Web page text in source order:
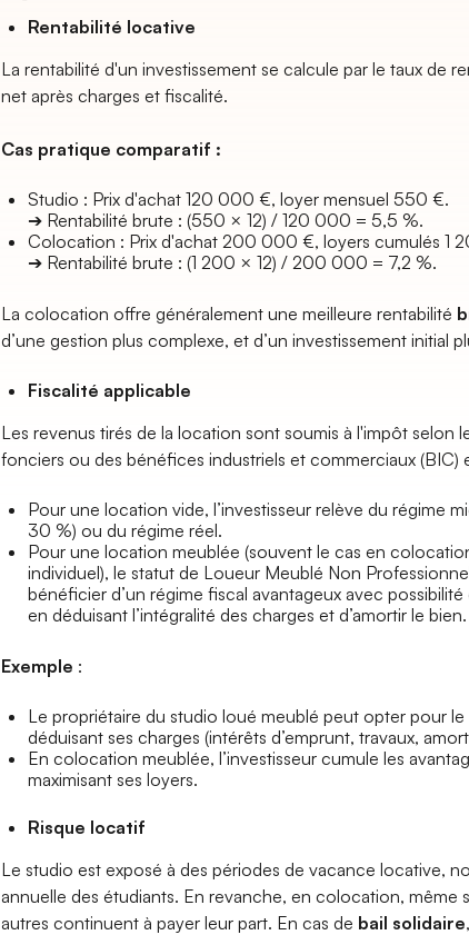
Rentabilité locative
La rentabilité d'un investissement se calcule par le taux de
net après charges et fiscalité.
Cas pratique comparatif :
Studio : Prix d'achat 120 000 €, loyer mensuel 550 €.
➔ Rentabilité brute : (550 × 12) / 120 000 = 5,5 %.
Colocation : Prix d'achat 200 000 €, loyers cumulés 1
➔ Rentabilité brute : (1 200 × 12) / 200 000 = 7,2 %.
La colocation offre généralement une meilleure rentabilité
d’une gestion plus complexe, et d’un investissement initial
Fiscalité applicable
Les revenus tirés de la location sont soumis à l'impôt selon
fonciers ou des bénéfices industriels et commerciaux (BIC)
Pour une location vide, l’investisseur relève du régime
30 %) ou du régime réel.
Pour une location meublée (souvent le cas en
individuel), le statut de Loueur Meublé Non
bénéficier d’un régime fiscal avantageux avec
en déduisant l’intégralité des charges et d’amortir le bien.
Exemple :
Le propriétaire du studio loué meublé peut opter pour le
déduisant ses charges (intérêts d’emprunt, travaux,
En colocation meublée, l’investisseur cumule les
maximisant ses loyers.
Risque locatif
Le studio est exposé à des périodes de vacance locative,
annuelle des étudiants. En revanche, en colocation, même
autres continuent à payer leur part. En cas de bail solidaire